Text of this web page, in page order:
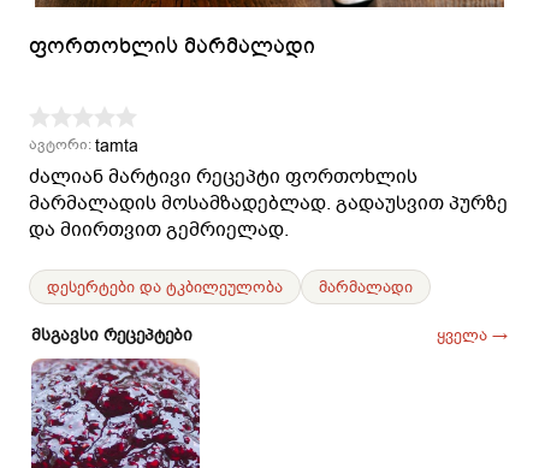
ფორთოხლის მარმალადი
ავტორი:tamta
ძალიან მარტივი რეცეპტი ფორთოხლის
მარმალადის მოსამზადებლად. გადაუსვით პურზე
და მიირთვით გემრიელად.
დესერტები და ტკბილეულობა მარმალადი
მსგავსი რეცეპტები ყველა →